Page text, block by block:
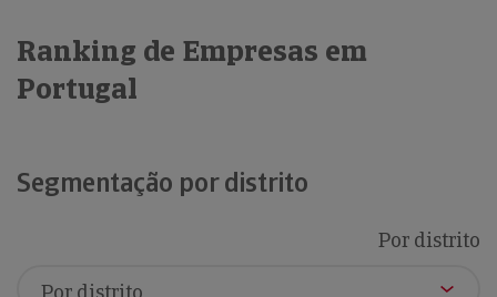
Ranking de Empresas em
Portugal
Segmentação por distrito
Por distrito